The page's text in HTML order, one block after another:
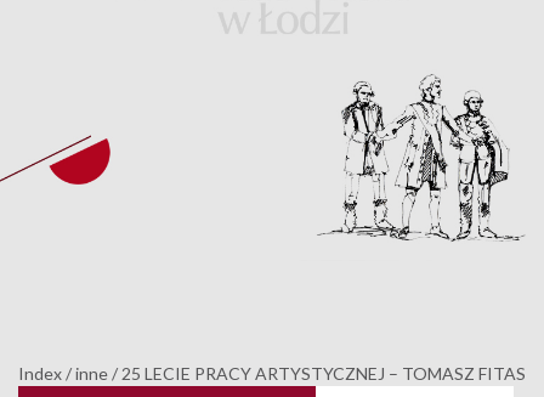
Index/inne/ 25 LECIE PRACY ARTYSTYCZNEJ – TOMASZ FITAS